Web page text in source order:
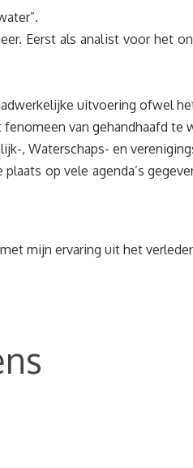
Eerst als analist voor het
uitvoering ofwel
van gehandhaafd te
, Waterschaps- en
op vele agenda’s
mijn ervaring uit het